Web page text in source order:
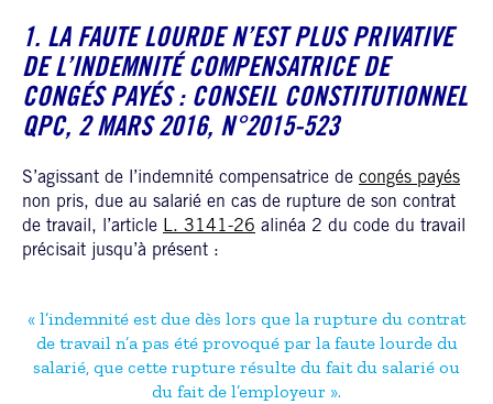
1. LA FAUTE LOURDE N’EST PLUS PRIVATIVE
DE L’INDEMNITÉ COMPENSATRICE DE
CONGÉS PAYÉS : CONSEIL CONSTITUTIONNEL
QPC, 2 MARS 2016, N°2015-523
S’agissant de l’indemnité compensatrice de congés payés
non pris, due au salarié en cas de rupture de son contrat
de travail, l’article L. 3141-26 alinéa 2 du code du travail
précisait jusqu’à présent :
« l’indemnité est due dès lors que la rupture du contrat
de travail n’a pas été provoqué par la faute lourde du
salarié, que cette rupture résulte du fait du salarié ou
du fait de l’employeur ».